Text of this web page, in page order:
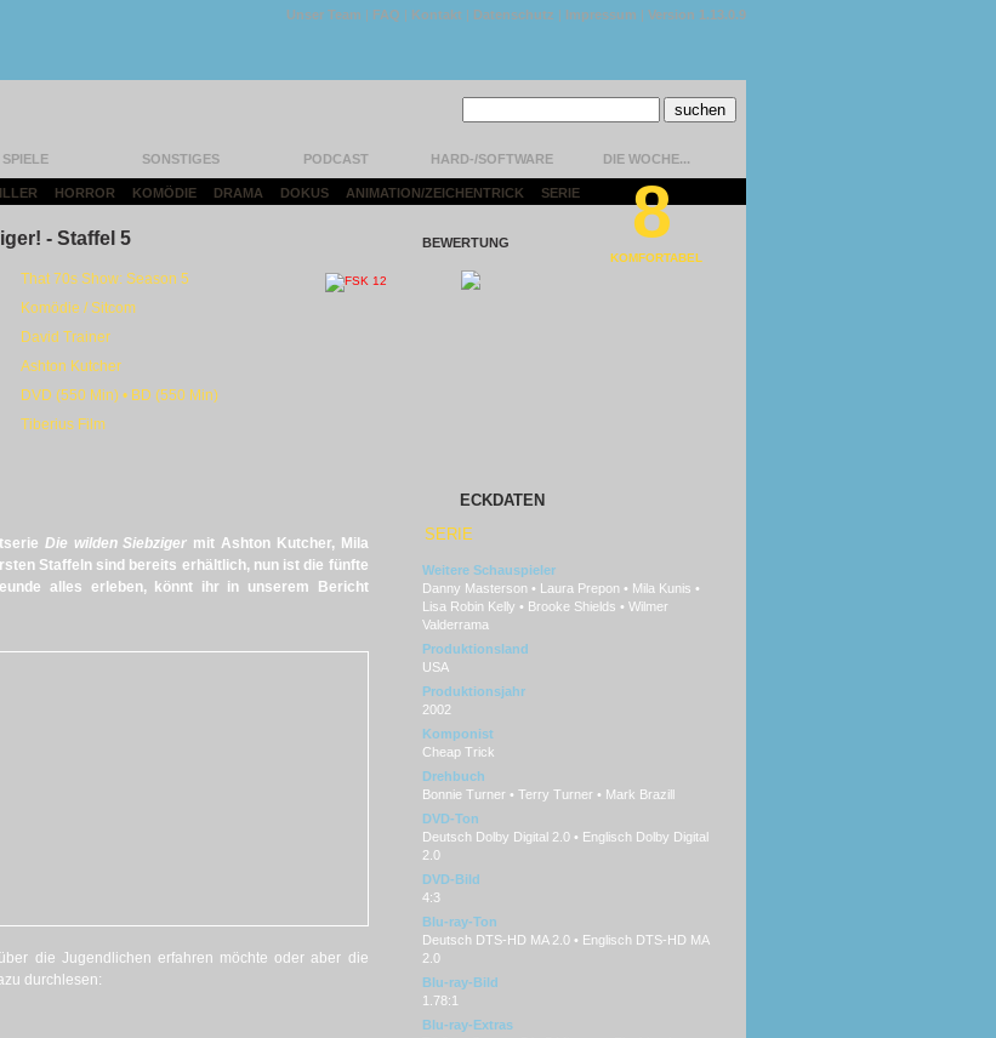
Unser Team | FAQ | Kontakt | Datenschutz | Impressum | Version 1.13.0.9
SPIELE SONSTIGES PODCAST HARD-/SOFTWARE DIE WOCHE...
HORROR KOMÖDIE DRAMA DOKUS ANIMATION/ZEICHENTRICK SERIE
- Staffel 5
That 70s Show: Season 5
Komödie / Sitcom
David Trainer
Ashton Kutcher
DVD (550 Min) • BD (550 Min)
Tiberius Film
BEWERTUNG 8
KOMFORTABEL
Die wilden Siebziger mit Ashton Kutcher, Mila
Staffeln sind bereits erhältlich, nun ist die fünfte
alles erleben, könnt ihr in unserem Bericht
die Jugendlichen erfahren möchte oder aber die
durchlesen:
ECKDATEN
SERIE
Weitere Schauspieler
Danny Masterson • Laura Prepon • Mila Kunis •
Lisa Robin Kelly • Brooke Shields • Wilmer
Valderrama
Produktionsland
USA
Produktionsjahr
2002
Komponist
Cheap Trick
Drehbuch
Bonnie Turner • Terry Turner • Mark Brazill
DVD-Ton
Deutsch Dolby Digital 2.0 • Englisch Dolby Digital
2.0
DVD-Bild
4:3
Blu-ray-Ton
Deutsch DTS-HD MA 2.0 • Englisch DTS-HD MA
2.0
Blu-ray-Bild
1.78:1
Blu-ray-Extras